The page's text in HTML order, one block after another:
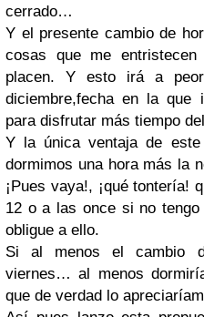
cerrado…
Y el presente cambio de
cosas que me
placen. Y esto irá a
diciembre,fecha en la que
para disfrutar más tiempo
Y la única ventaja de
dormimos una hora más la
¡Pues vaya!, ¡qué tontería!
12 o a las once si no tengo
obligue a ello.
Si al menos el cambio
viernes… al menos
que de verdad lo